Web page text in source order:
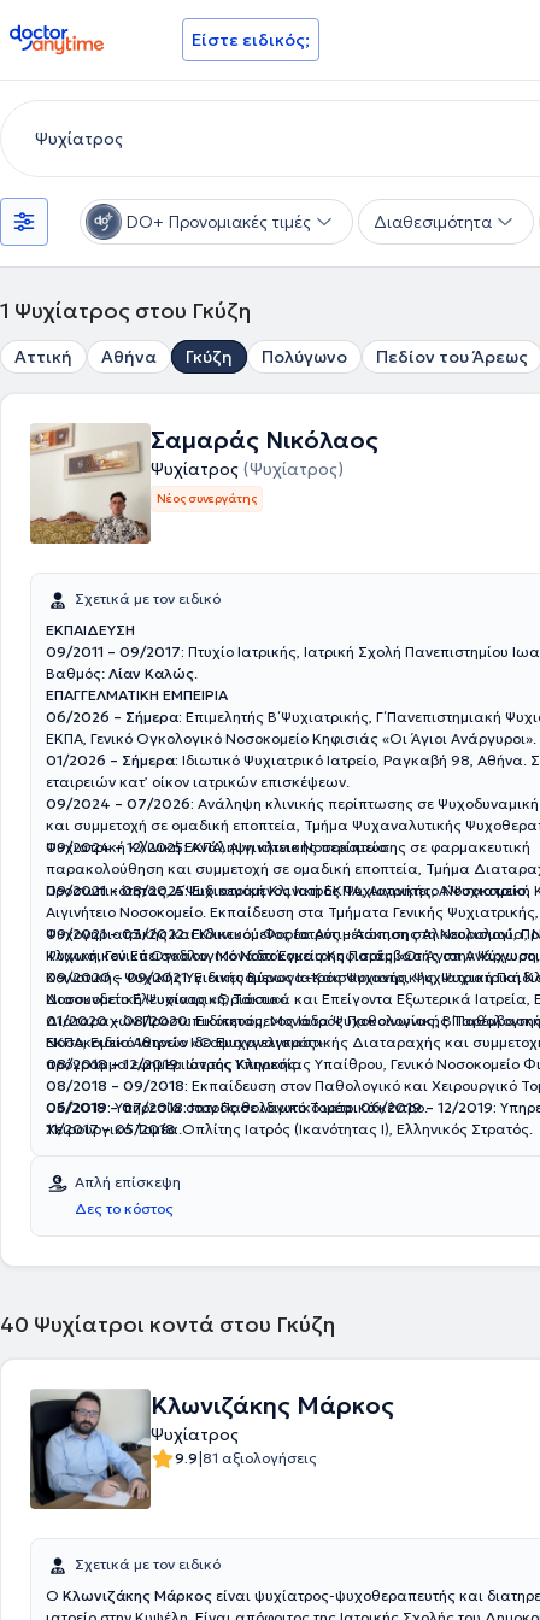
doctoranytime Είστε ειδικός;
DO+ Προνομιακές τιμές Διαθεσιμότητα
1 Ψυχίατρος στου Γκύζη
Αττική Αθήνα Γκύζη Πολύγωνο Πεδίον του Άρεως
Σαμαράς Νικόλαος
Ψυχίατρος (Ψυχίατρος)
Νέος συνεργάτης
Σχετικά με τον ειδικό
ΕΚΠΑΙΔΕΥΣΗ
09/2011 – 09/2017: Πτυχίο Ιατρικής, Ιατρική Σχολή Πανεπιστημίου
Βαθμός: Λίαν Καλώς.
ΕΠΑΓΓΕΛΜΑΤΙΚΗ ΕΜΠΕΙΡΙΑ
06/2026 – Σήμερα: Επιμελητής Β΄ Ψυχιατρικής, Γ΄ Πανεπιστημιακή
ΕΚΠΑ, Γενικό Ογκολογικό Νοσοκομείο Κηφισιάς «Οι Άγιοι Ανάργυροι».
01/2026 – Σήμερα: Ιδιωτικό Ψυχιατρικό Ιατρείο, Ραγκαβή 98, Αθήνα.
εταιρειών κατ’ οίκον ιατρικών επισκέψεων.
09/2024 – 07/2026: Ανάληψη κλινικής περίπτωσης σε
και συμμετοχή σε ομαδική εποπτεία, Τμήμα Ψυχαναλυτικής
Ψυχιατρική Κλινική ΕΚΠΑ, Αιγινήτειο Νοσοκομείο.
09/2024 – 12/2025:Ανάληψη κλινικής περίπτωσης σε φαρμακευτική
παρακολούθηση και συμμετοχή σε ομαδική εποπτεία, Τμήμα
Προσωπικότητας, Α΄ Ψυχιατρική Κλινική ΕΚΠΑ, Αιγινήτειο Νοσοκομείο.
09/2021 – 08/2025:Ειδικευόμενος Ιατρός Ψυχιατρικής, Α΄ Ψυχιατρική
Αιγινήτειο Νοσοκομείο. Εκπαίδευση στα Τμήματα Γενικής Ψυχιατρικής,
Ψυχογηριατρικής και Κλινικού Φορέα Αντιμετώπισης Αλκοολισμού,
Ψυχωσικού Επεισοδίου, Μονάδα Έγκαιρης Παρέμβασης στην Ψύχωση,
Κοινοτικής Ψυχικής Υγιεινής Βύρωνα–Καισαριανής, Ψυχιατρική
Διασυνδετική Ψυχιατρική, Τακτικά και Επείγοντα Εξωτερικά Ιατρεία,
Διαταραχών Προσωπικότητας, Μονάδα Ψυχοκοινωνικής
ΕΚΠΑ, Ειδικό Ιατρείο Ιδεοψυχαναγκαστικής Διαταραχής και
πρόγραμμα εφημεριών της Κλινικής.
09/2021 – 03/2022:Ειδικευόμενος Ιατρός – Άσκηση στη Νευρολογία,
Κλινική, Γενικό Ογκολογικό Νοσοκομείο Κηφισιάς «Οι Άγιοι
09/2020 – 09/2021:Ειδικευόμενος Ιατρός Ψυχιατρικής, Ψυχιατρική
Νοσοκομείο Ελευσίνας «Θριάσιο».
01/2020 – 08/2020:Ειδικευόμενος Ιατρός Παθολογίας, Β΄ Παθολογική
Νοσοκομείο Αθηνών «Ο Ευαγγελισμός».
08/2018 – 12/2019:Ιατρός Υπηρεσίας Υπαίθρου, Γενικό Νοσοκομείο
08/2018 – 09/2018: Εκπαίδευση στον Παθολογικό και Χειρουργικό
06/2019:Υπηρεσία στον Παθολογικό Τομέα.06/2019 – 12/2019:
Χειρουργικό Τομέα.
05/2018 – 07/2018:Ιατρός σε ιδιωτικό ιατρικό κέντρο.
11/2017 – 05/2018:Οπλίτης Ιατρός (Ικανότητας Ι), Ελληνικός Στρατός.
Απλή επίσκεψη
Δες το κόστος
40 Ψυχίατροι κοντά στου Γκύζη
Κλωνιζάκης Μάρκος
Ψυχίατρος
9.9|81 αξιολογήσεις
Σχετικά με τον ειδικό
Ο Κλωνιζάκης Μάρκος είναι ψυχίατρος-ψυχοθεραπευτής και